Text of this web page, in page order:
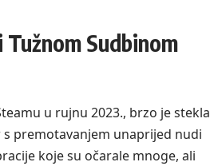
Sudbinom
u rujnu 2023., brzo je stekla
premotavanjem unaprijed nudi
koje su očarale mnoge, ali